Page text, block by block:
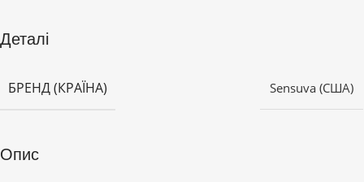
Деталі
БРЕНД (КРАЇНА) Sensuva (США)
Опис